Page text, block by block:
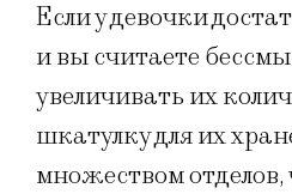
Если у девочки
и вы считаете
увеличивать их
шкатулку для их
множеством